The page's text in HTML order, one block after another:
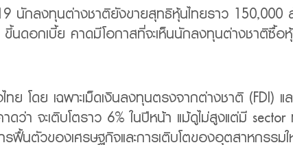
นักลงทุนต่างชาติยังขายสุทธิหุ้นไทยราว 150,000
ดอกเบี้ย คาดมีโอกาสที่จะเห็นนักลงทุนต่างชาติซื้อหุ้
โดย เฉพาะเม็ดเงินลงทุนตรงจากต่างชาติ (FDI) แ
า จะเติบโตราว 6% ในปีหน้า แม้ดูไม่สูงแต่มี sector
ฟื้นตัวของเศรษฐกิจและการเติบโตของอุตสาหกรรม